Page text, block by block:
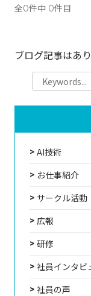
全0件中 0件目
ブログ記事はあ
AI技術
お仕事紹介
サークル活動
広報
研修
社員インタビ
社員の声